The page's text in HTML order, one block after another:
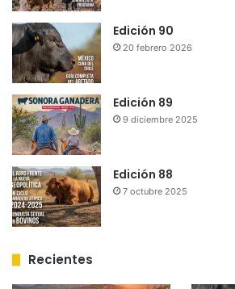
Edición 90
20 febrero 2026
Edición 89
9 diciembre 2025
Edición 88
7 octubre 2025
Recientes